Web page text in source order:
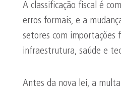
A classificação fiscal é
erros formais, e a
setores com importações
infraestrutura, saúde e
Antes da nova lei, a